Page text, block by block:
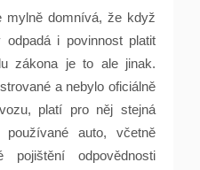
mylně domnívá, že když
odpadá i povinnost platit
zákona je to ale jinak.
a nebylo oficiálně
platí pro něj stejná
auto, včetně
pojištění odpovědnosti